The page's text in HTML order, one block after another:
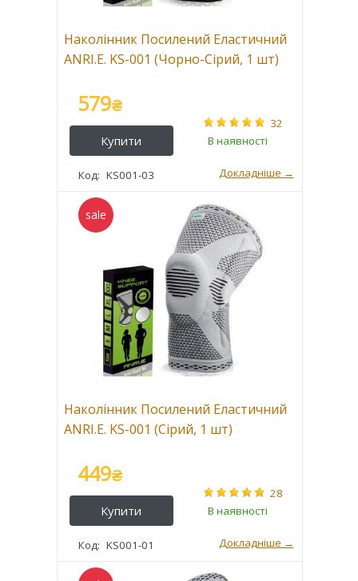
Наколінник Посилений Еластичний
ANRI.E. KS-001 (Чорно-Сірий, 1 шт)
KS001-03
579₴
32
Наколінник Посилений Еластичний
ANRI.E. KS-001 (Сірий, 1 шт)
KS001-01
449₴
28